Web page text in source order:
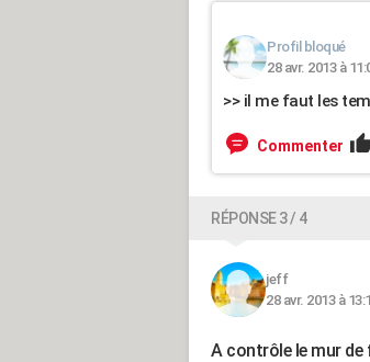
Profil bloqué
28 avr. 2013 à
>> il me faut les
Commenter
RÉPONSE 3 / 4
jeff
28 avr. 2013 à
A contrôle le mur